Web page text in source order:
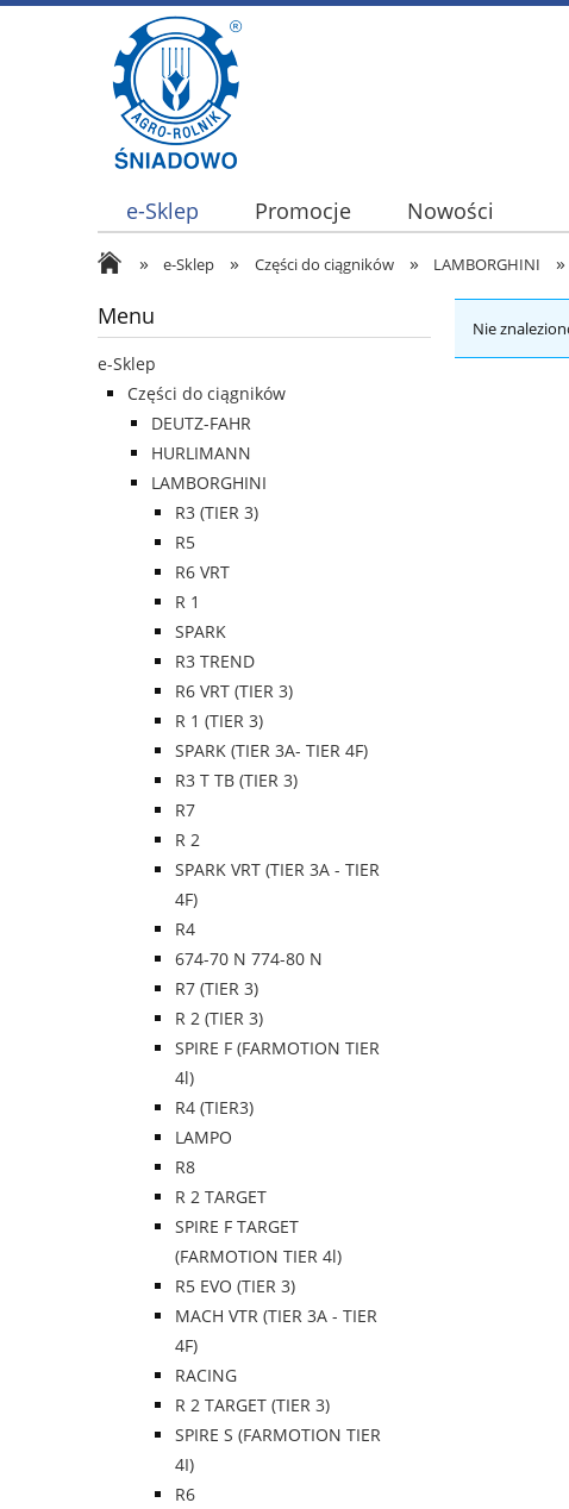
e-Sklep Promocje Nowości
» e-Sklep » Części do ciągników » LAMBORGHINI »
Menu
e-Sklep
Części do ciągników
DEUTZ-FAHR
HURLIMANN
LAMBORGHINI
R3 (TIER 3)
R5
R6 VRT
R 1
SPARK
R3 TREND
R6 VRT (TIER 3)
R 1 (TIER 3)
SPARK (TIER 3A- TIER 4F)
R3 T TB (TIER 3)
R7
R 2
SPARK VRT (TIER 3A - TIER
4F)
R4
674-70 N 774-80 N
R7 (TIER 3)
R 2 (TIER 3)
SPIRE F (FARMOTION TIER
4l)
R4 (TIER3)
LAMPO
R8
R 2 TARGET
SPIRE F TARGET
(FARMOTION TIER 4l)
R5 EVO (TIER 3)
MACH VTR (TIER 3A - TIER
4F)
RACING
R 2 TARGET (TIER 3)
SPIRE S (FARMOTION TIER
4I)
R6
Nie